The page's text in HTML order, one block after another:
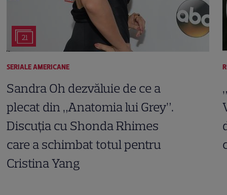
21
SERIALE AMERICANE
Sandra Oh dezvăluie de ce a
plecat din „Anatomia lui Grey”.
Discuția cu Shonda Rhimes
care a schimbat totul pentru
Cristina Yang